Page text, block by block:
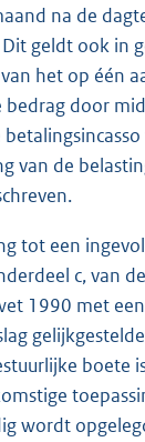
na de
geldt ook in
het op één
bedrag door
van de
tot een
c, van de
1990 met een
boete
wordt